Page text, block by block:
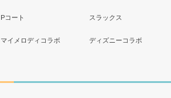
Pコート スラックス
マイメロディコラボ ディズニーコラボ